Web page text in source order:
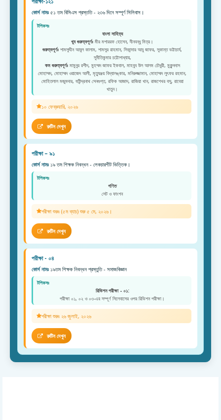
কোর্স নামঃ ৫১ তম বিসিএস প্রস্ততি - ২৩৬ দিনে সম্পূর্ণ সিলিবাস।
টপিকসঃ
বাংলা সাহিত্য
খুব গুরুত্বপূর্ণঃ মীর মশাররফ হোসেন, দীনবন্ধু মিত্র।
গুরুত্বপূর্ণঃ শামসুদ্দীন আবুল কালাম, শামসুর রাহমান, সিকান্দার আবু জাফর, সুকান্ত ভট্টাচার্য,
সুনীতিকুমার চট্টোপাধ্যায়,
কম গুরুত্বপূর্ণঃমামুনুর রশীদ, মুহম্মদ জাফর ইকবাল, মাহবুব উল আলম চৌধুরী, মুকুন্দদাস
মোহাম্মদ, মোহাম্মদ ওয়াজেদ আলী, মৃত্যুঞ্জয় বিদ্যালঙ্কার, মনিরুজ্জামান, মোহাম্মদ লুৎফর রহমান,
মোহিতলাল মজুমদার, যতীন্দ্রনাথ সেনগুপ্ত, রফিক আজাদ, রাজিয়া খান, রাজশেখর বসু, রাবেয়া
খাতুন।
১০ ফেব্রুয়ারি, ২০২৬
রুটিন দেখুন
পরীক্ষা – ৯১
কোর্স নামঃ ১৯ তম শিক্ষক নিবন্ধন - লেকচারশীট ভিত্তিক।
টপিকসঃ
গণিত
সেট ও ফাংশন
পরীক্ষা শুরুঃ (৫ম ব্যাচ) শুরু ৫ মে, ২০২৬।
রুটিন দেখুন
পরীক্ষা - ০৪
কোর্স নামঃ ১৯তম শিক্ষক নিবন্ধন প্রস্তুতি - সমাজবিজ্ঞান
টপিকসঃ
রিভিশন পরীক্ষা - ০১:
পরীক্ষা ০১, ০২ ও ০৩-এর সম্পূর্ণ সিলেবাসের ওপর রিভিশন পরীক্ষা।
পরীক্ষা শুরুঃ ২৬ জুলাই, ২০২৬
রুটিন দেখুন